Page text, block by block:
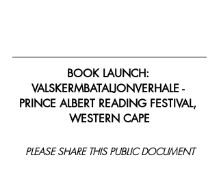
BOOK LAUNCH:
VALSKERMBATALJONVERHALE -
PRINCE ALBERT READING FESTIVAL,
WESTERN CAPE
PLEASE SHARE THIS PUBLIC DOCUMENT